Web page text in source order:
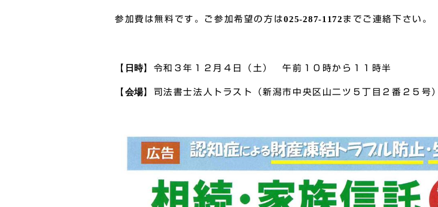
参加費は無料です。ご参加希望の方は025-287-1172 までご連絡下さい。
【 日時】令和３年１２月４日（土） 午前１０時から１１時半
【 会場】司法書士法人トラスト（新潟市中央区山二ツ５丁目２番２５号）